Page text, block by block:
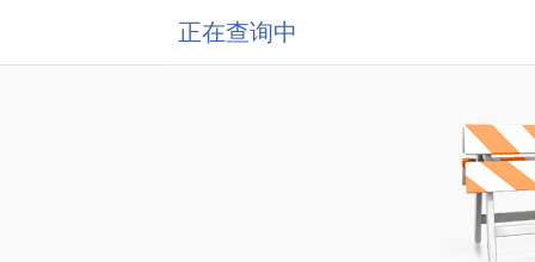
正在查询中